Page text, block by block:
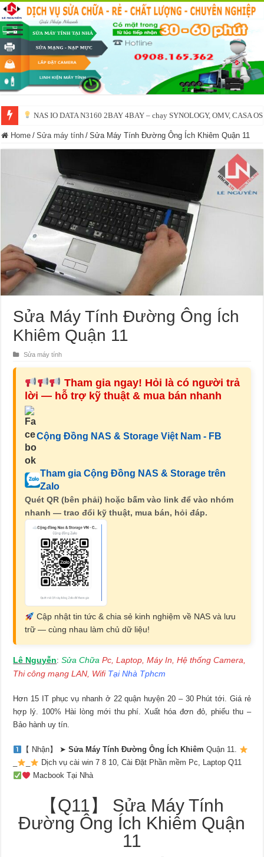
NAS IO DATA N3160 2BAY 4BAY – chạy SYNOLOGY, OMV, CASA
Hướng dẫn cài đặt tường lửa cho Synology / Xpenology DSM – Bảo vệ
Home / Sửa máy tính / Sửa Máy Tính Đường Ông Ích Khiêm Quận 11
Sửa Máy Tính Đường Ông Ích
Khiêm Quận 11
Sửa máy tính
Tham gia ngay! Hỏi là có người trả
lời — hỗ trợ kỹ thuật & mua bán nhanh
Cộng Đồng NAS & Storage Việt Nam - FB
Tham gia Cộng Đồng NAS & Storage trên
Zalo
Quét QR (bên phải) hoặc bấm vào link để vào nhóm
nhanh — trao đổi kỹ thuật, mua bán, hỏi đáp.
Cập nhật tin tức & chia sẻ kinh nghiệm về NAS và lưu
trữ — cùng nhau làm chủ dữ liệu!
Lê Nguyễn:Sửa Chữa Pc, Laptop, Máy In, Hệ thống Camera,
Thi công mạng LAN, Wifi Tại Nhà Tphcm
Hơn 15 IT phục vụ nhanh ở 22 quận huyện 20 – 30 Phút tới. Giá rẻ
hợp lý. 100% Hài lòng mới thu phí. Xuất hóa đơn đỏ, phiếu thu –
Bảo hành uy tín.
【 Nhận】 ➤Sửa Máy Tính Đường Ông Ích Khiêm Quận 11.
Dịch vụ cài win 7 8 10, Cài Đặt Phần mềm Pc, Laptop Q11
Macbook Tại Nhà
【Q11】 Sửa Máy Tính
Đường Ông Ích Khiêm Quận
11